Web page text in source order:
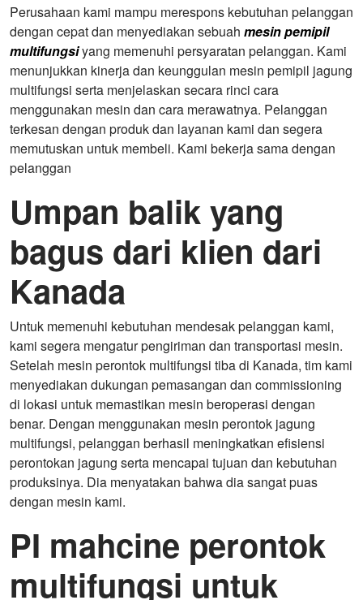
Perusahaan kami mampu merespons kebutuhan pelanggan
dengan cepat dan menyediakan sebuah mesin pemipil
multifungsiyang memenuhi persyaratan pelanggan. Kami
menunjukkan kinerja dan keunggulan mesin pemipil jagung
multifungsi serta menjelaskan secara rinci cara
menggunakan mesin dan cara merawatnya. Pelanggan
terkesan dengan produk dan layanan kami dan segera
memutuskan untuk membeli. Kami bekerja sama dengan
pelanggan
Umpan balik yang
bagus dari klien dari
Kanada
Untuk memenuhi kebutuhan mendesak pelanggan kami,
kami segera mengatur pengiriman dan transportasi mesin.
Setelah mesin perontok multifungsi tiba di Kanada, tim kami
menyediakan dukungan pemasangan dan commissioning
di lokasi untuk memastikan mesin beroperasi dengan
benar. Dengan menggunakan mesin perontok jagung
multifungsi, pelanggan berhasil meningkatkan efisiensi
perontokan jagung serta mencapai tujuan dan kebutuhan
produksinya. Dia menyatakan bahwa dia sangat puas
dengan mesin kami.
PI mahcine perontok
multifungsi untuk